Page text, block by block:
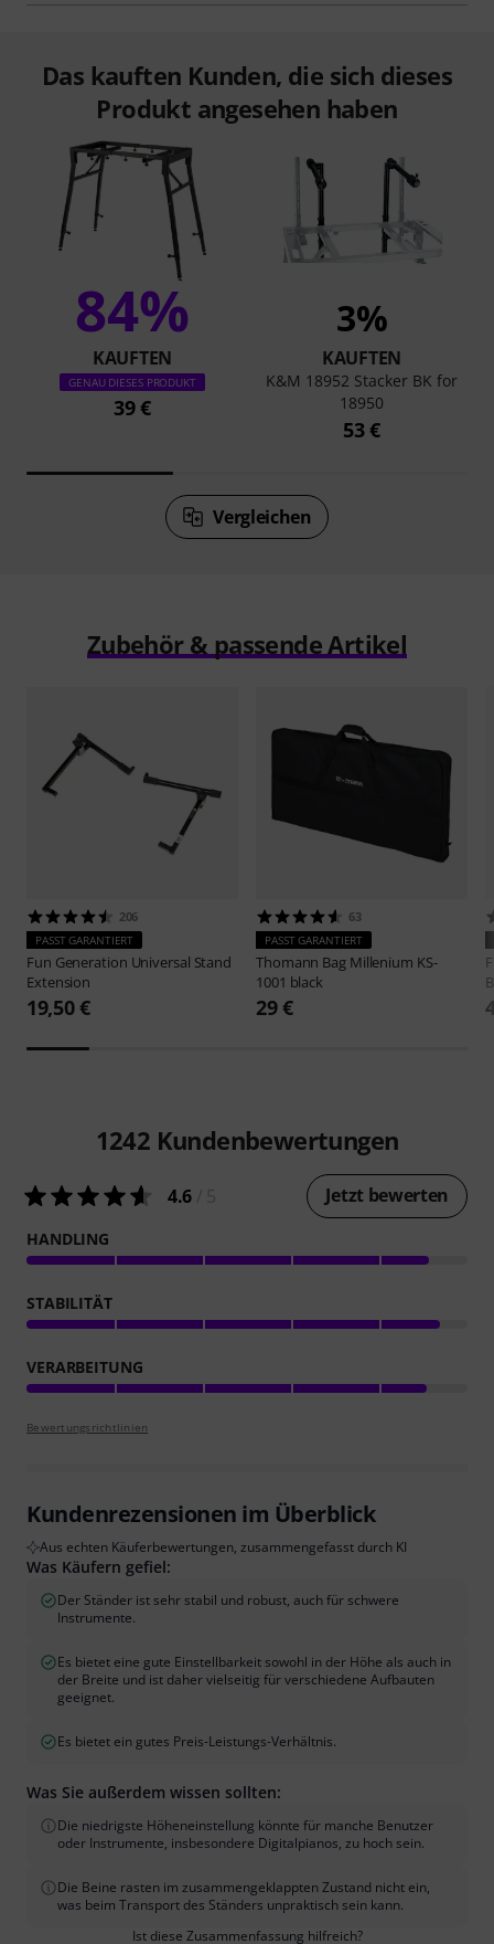
Das kauften Kunden, die sich dieses
Produkt angesehen haben
84%
KAUFTEN
GENAU DIESES PRODUKT
39 €
3%
KAUFTEN
K&M 18952 Stacker BK for
18950
53 €
Vergleichen
Zubehör & passende Artikel
206
PASST GARANTIERT
Fun Generation Universal Stand
Extension
19,50 €
63
PASST GARANTIERT
Thomann Bag Millenium KS-
1001 black
29 €
1242 Kundenbewertungen
4.6 Jetzt bewerten
HANDLING
STABILITÄT
VERARBEITUNG
Bewertungsrichtlinien
Kundenrezensionen im Überblick
Aus echten Käuferbewertungen, zusammengefasst durch KI
Was Käufern gefiel:
Der Ständer ist sehr stabil und robust, auch für schwere
Instrumente.
Es bietet eine gute Einstellbarkeit sowohl in der Höhe als auch in
der Breite und ist daher vielseitig für verschiedene Aufbauten
geeignet.
Es bietet ein gutes Preis-Leistungs-Verhältnis.
Was Sie außerdem wissen sollten:
Die niedrigste Höheneinstellung könnte für manche Benutzer
oder Instrumente, insbesondere Digitalpianos, zu hoch sein.
Die Beine rasten im zusammengeklappten Zustand nicht ein,
was beim Transport des Ständers unpraktisch sein kann.
Ist diese Zusammenfassung hilfreich?